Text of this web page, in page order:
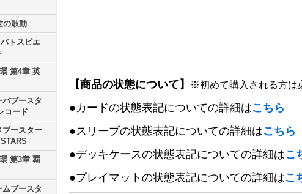
の鼓動
トスピエ
第4章 英
ブースタ
コード
ースター
第3章 覇
ブースタ
【商品の状態について】 ※初めて購入される方は
●カードの状態表記についての詳細はこちら
●スリーブの状態表記についての詳細はこちら
●デッキケースの状態表記についての詳細はこ
●プレイマットの状態表記についての詳細はこ